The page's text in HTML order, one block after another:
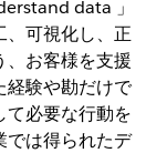
data 」
、可視化し、正
、お客様を支援
経験や勘だけで
て必要な行動を
では得られたデ